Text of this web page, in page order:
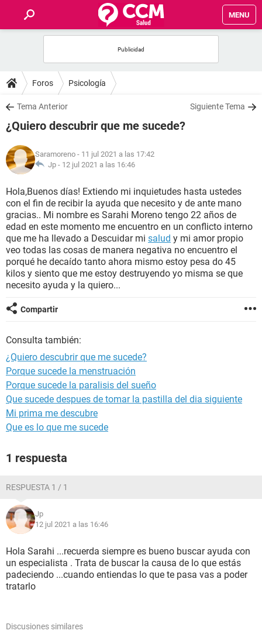
MENU
FOROS
SALUD
FAMILIA
NUTRICIÓN
BIENESTAR
SEXUALIDAD
GLOSARIO
Foros Psicología
Tema Anterior Siguiente Tema
¿Quiero descubrir que me sucede?
Saramoreno - 11 jul 2021 a las 17:42
Jp - 12 jul 2021 a las 16:46
Hola,Buenos días! Extiendo mi inquietudes hasta ustedes
con el fin de recibir la ayuda que necesito y de ante mano
gracias.. Mi nombre es Sarahi Moreno tengo 22 años de
edad en este momento me encuentro en un conflicto interno
que me ha llevado a Descuidar mi salud y mi amor propio
veo todas las cosas de manera negativa no encuentro el
porqué he decaído tanto ahora mismo estoy pesa do 45
kilos y siento que me estoy destruyendo yo misma se que
necesito ayuda y la quiero...
Compartir
Consulta también:
¿Quiero descubrir que me sucede?
Porque sucede la menstruación
Porque sucede la paralisis del sueño
Que sucede despues de tomar la pastilla del dia siguiente
Mi prima me descubre
Que es lo que me sucede
1 respuesta
RESPUESTA 1 / 1
Jp
12 jul 2021 a las 16:46
Hola Sarahi ...recuerda siempre es bueno buscar ayuda con
un especialista . Trata de buscar la causa de lo que estás
padeciendo ...cuando entiendas lo que te pasa vas a poder
tratarlo
Discusiones similares